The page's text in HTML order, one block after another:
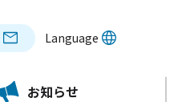
Language
お知らせ